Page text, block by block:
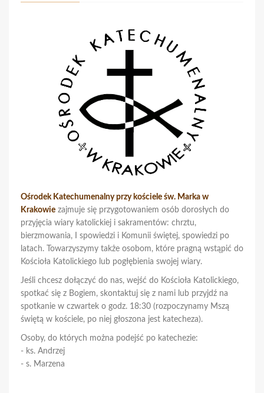
Ośrodek Katechumenalny przy kościele św. Marka w
Krakowie zajmuje się przygotowaniem osób dorosłych do
przyjęcia wiary katolickiej i sakramentów: chrztu,
bierzmowania, I spowiedzi i Komunii świętej, spowiedzi po
latach. Towarzyszymy także osobom, które pragną wstąpić do
Kościoła Katolickiego lub pogłębienia swojej wiary.
Jeśli chcesz dołączyć do nas, wejść do Kościoła Katolickiego,
spotkać się z Bogiem, skontaktuj się z nami lub przyjdź na
spotkanie w czwartek o godz. 18:30 (rozpoczynamy Mszą
świętą w kościele, po niej głoszona jest katecheza).
Osoby, do których można podejść po katechezie:
- ks. Andrzej
- s. Marzena